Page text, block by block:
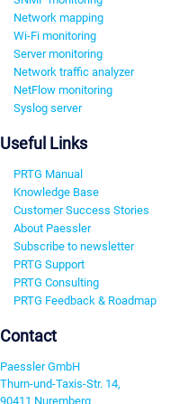
Network mapping
Wi-Fi monitoring
Server monitoring
Network traffic analyzer
NetFlow monitoring
Syslog server
Useful Links
PRTG Manual
Knowledge Base
Customer Success Stories
About Paessler
Subscribe to newsletter
PRTG Support
PRTG Consulting
PRTG Feedback & Roadmap
Contact
Paessler GmbH
Thurn-und-Taxis-Str. 14,
90411 Nuremberg